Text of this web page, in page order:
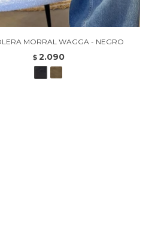
MORRAL WAGGA - NEGRO
$ 2.090